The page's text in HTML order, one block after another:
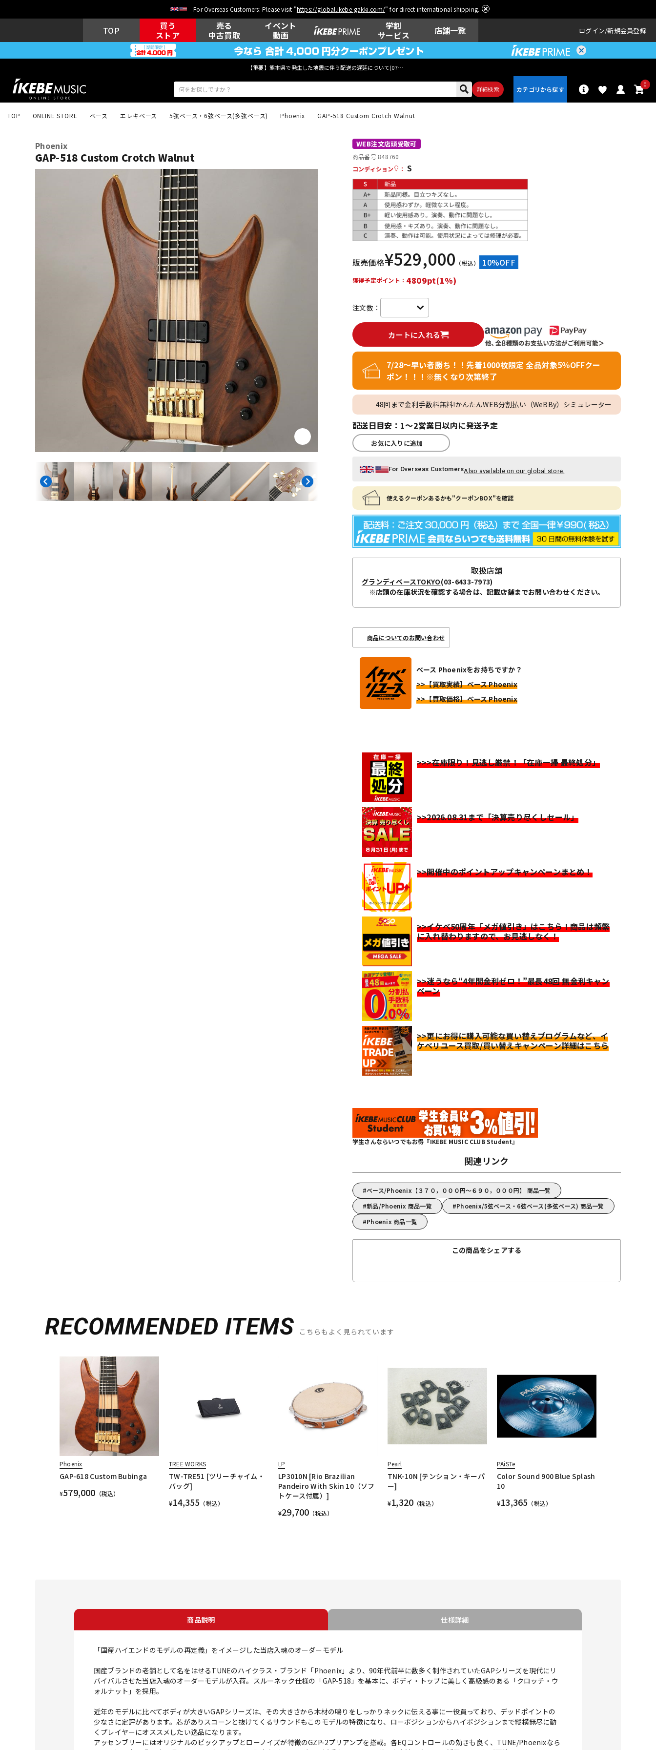
For Overseas Customers: Please visit "https://global.ikebe-gakki.com/" for direct international shipping.
TOP
買う
ストア
売る
中古買取
イベント
動画
学割
サービス
店舗一覧 ログイン 新規会員登録
【重要】熊本県で発生した地震に伴う配送の遅延について(07月29日
詳細検索
0
ウクレレ
キーボード 電子ピアノ その他楽器
DTM レコーディン
グ機器
配信/ライブ
機器
ヴィンテージ
TOP ONLINE STORE ベース エレキベース 5弦ベース・6弦ベース(多弦ベース) Phoenix GAP-518 Custom Crotch Walnut
Phoenix
GAP-518 Custom Crotch Walnut
WEB注文店頭受取可
商品番号 848760
コンディション
： S
販売価格¥529,000 （税込） 10%OFF
獲得予定ポイント： 4809pt(1%)
注文数：
カートに入れる
7/28～早い者勝ち！！先着1000枚限定 全品対象5％OFFクー
ポン！！！※無くなり次第終了
48回まで金利手数料無料!かんたんWEB分割払い（WeBBy）シミュレーター
配送日目安：1～2営業日以内に発送予定
お気に入りに追加
For Overseas CustomersAlso available on our global store.
使えるクーポンあるかも"クーポンBOX"を確認
取扱店舗
グランディベースTOKYO(03-6433-7973)
※店頭の在庫状況を確認する場合は、記載店舗までお問い合わせください。
商品についてのお問い合わせ
ベース Phoenixをお持ちですか？
>>【買取実績】ベース Phoenix
>>【買取価格】ベース Phoenix
>>>在庫限り！見逃し厳禁！「在庫一掃 最終処分」
>>2026.08.31まで「決算売り尽くしセール」
>>開催中のポイントアップキャンペーンまとめ！
>>イケベ50周年「メガ値引き」はこちら！商品は頻繁
に入れ替わりますので、お見逃しなく！
>>迷うなら“4年間金利ゼロ！”最長48回 無金利キャン
ペーン
>>更にお得に購入可能な買い替えプログラムなど、イ
ケベリユース買取/買い替えキャンペーン詳細はこちら
学生さんならいつでもお得『IKEBE MUSIC CLUB Student』
関連リンク
ベース/Phoenix【３７０，０００円～６９０，０００円】 商品一覧
新品/Phoenix 商品一覧
Phoenix/5弦ベース・6弦ベース(多弦ベース) 商品一覧
Phoenix 商品一覧
この商品をシェアする
RECOMMENDED ITEMS こちらもよく見られています
Phoenix
GAP-618 Custom Bubinga
¥579,000 （税込）
TREE WORKS
TW-TRE51 [ツリーチャイム・
バッグ]
¥14,355 （税込）
LP
LP3010N [Rio Brazilian
Pandeiro With Skin 10（ソフ
トケース付属）]
¥29,700 （税込）
Pearl
TNK-10N [テンション・キーパ
ー]
¥1,320 （税込）
PAiSTe
Color Sound 900 Blue Splash
10
¥13,365 （税込）
商品説明 仕様詳細
「国産ハイエンドのモデルの再定義」をイメージした当店入魂のオーダーモデル
国産ブランドの老舗として名をはせるTUNEのハイクラス・ブランド「Phoenix」より、90年代前半に数多く制作されていたGAPシリーズを現代にリ
バイバルさせた当店入魂のオーダーモデルが入荷。スルーネック仕様の「GAP-518」を基本に、ボディ・トップに美しく高級感のある「クロッチ・ウ
ォルナット」を採用。
近年のモデルに比べてボディが大きいGAPシリーズは、その大きさから木材の鳴りをしっかりネックに伝える事に一役買っており、デッドポイントの
少なさに定評があります。芯がありスコーンと抜けてくるサウンドもこのモデルの特徴になり、ローポジションからハイポジションまで縦横無尽に動
くプレイヤーにオススメしたい逸品になります。
アッセンブリーにはオリジナルのピックアップとローノイズが特徴のGZP-2プリアンプを搭載。各EQコントロールの効きも良く、TUNE/Phoenixなら